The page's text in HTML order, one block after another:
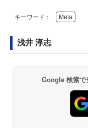
キーワード： Meta
浅井 淳志
Google 検索で